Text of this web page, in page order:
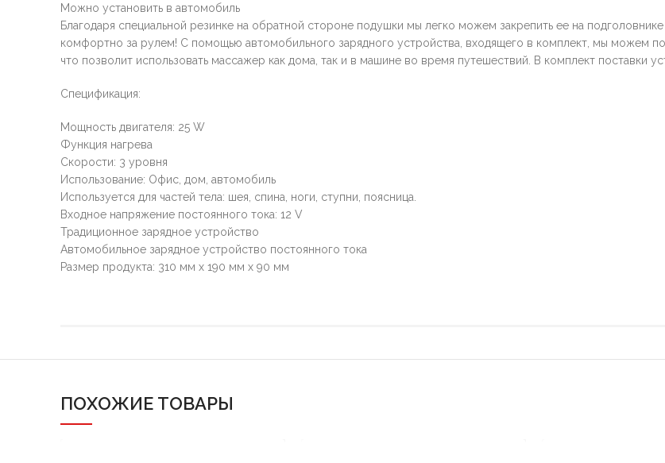
Можно установить в автомобиль
Благодаря специальной резинке на обратной стороне подушки мы легко можем закрепить ее на
комфортно за рулем! С помощью автомобильного зарядного устройства, входящего в комплект, мы можем
что позволит использовать массажер как дома, так и в машине во время путешествий. В комплект поставки
Спецификация:
Мощность двигателя: 25 W
Функция нагрева
Скорости: 3 уровня
Использование: Офис, дом, автомобиль
Используется для частей тела: шея, спина, ноги, ступни, поясница.
Входное напряжение постоянного тока: 12 V
Традиционное зарядное устройство
Автомобильное зарядное устройство постоянного тока
Размер продукта: 310 мм х 190 мм х 90 мм
ПОХОЖИЕ ТОВАРЫ